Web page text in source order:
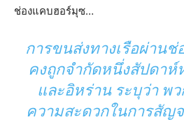
ช่องแคบฮอร์มุซ…
การขนส่งทางเรือผ่าน
คงถูกจำกัดหนึ่งสัปดาห์
และอิหร่าน ระบุว่า พ
ความสะดวกในการสัญ